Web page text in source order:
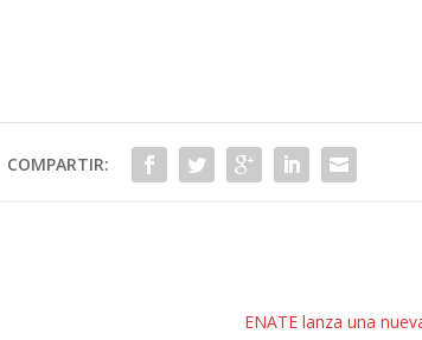
COMPARTIR:
ENATE lanza una